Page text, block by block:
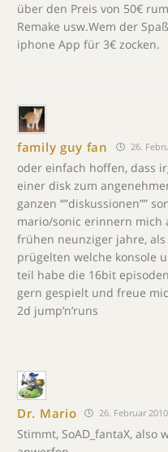
über den Preis von 50€
Remake usw.Wem der
iphone App für 3€ zocken.
family guy fan 26.
oder einfach hoffen, dass
einer disk zum
ganzen “”diskussionen””
mario/sonic erinnern mich
frühen neunziger jahre,
prügelten welche konsole
teil habe die 16bit
gern gespielt und freue
2d jump’n’runs
Dr. Mario 26. Februar
Stimmt, SoAD_fantaX, also